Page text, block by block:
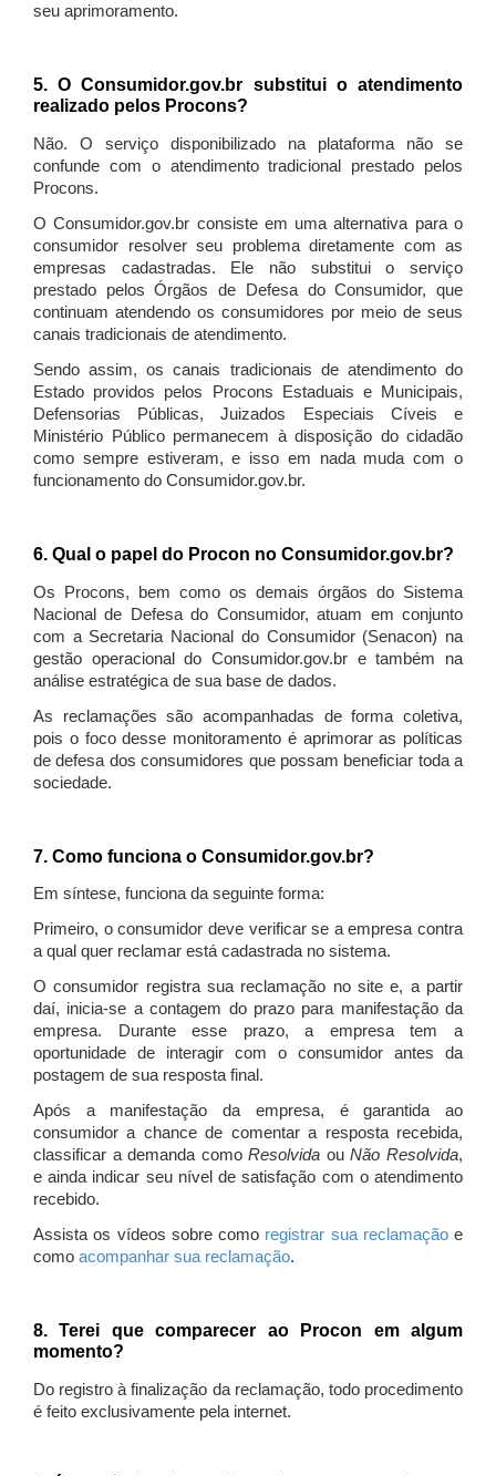
seu aprimoramento.
5. O Consumidor.gov.br substitui o atendimento
realizado pelos Procons?
Não. O serviço disponibilizado na plataforma não se
confunde com o atendimento tradicional prestado pelos
Procons.
O Consumidor.gov.br consiste em uma alternativa para o
consumidor resolver seu problema diretamente com as
empresas cadastradas. Ele não substitui o serviço
prestado pelos Órgãos de Defesa do Consumidor, que
continuam atendendo os consumidores por meio de seus
canais tradicionais de atendimento.
Sendo assim, os canais tradicionais de atendimento do
Estado providos pelos Procons Estaduais e Municipais,
Defensorias Públicas, Juizados Especiais Cíveis e
Ministério Público permanecem à disposição do cidadão
como sempre estiveram, e isso em nada muda com o
funcionamento do Consumidor.gov.br.
6. Qual o papel do Procon no Consumidor.gov.br?
Os Procons, bem como os demais órgãos do Sistema
Nacional de Defesa do Consumidor, atuam em conjunto
com a Secretaria Nacional do Consumidor (Senacon) na
gestão operacional do Consumidor.gov.br e também na
análise estratégica de sua base de dados.
As reclamações são acompanhadas de forma coletiva,
pois o foco desse monitoramento é aprimorar as políticas
de defesa dos consumidores que possam beneficiar toda a
sociedade.
7. Como funciona o Consumidor.gov.br?
Em síntese, funciona da seguinte forma:
Primeiro, o consumidor deve verificar se a empresa contra
a qual quer reclamar está cadastrada no sistema.
O consumidor registra sua reclamação no site e, a partir
daí, inicia-se a contagem do prazo para manifestação da
empresa. Durante esse prazo, a empresa tem a
oportunidade de interagir com o consumidor antes da
postagem de sua resposta final.
Após a manifestação da empresa, é garantida ao
consumidor a chance de comentar a resposta recebida,
classificar a demanda comoResolvida ouNão Resolvida,
e ainda indicar seu nível de satisfação com o atendimento
recebido.
Assista os vídeos sobre como registrar sua reclamaçãoe
como acompanhar sua reclamação.
8. Terei que comparecer ao Procon em algum
momento?
Do registro à finalização da reclamação, todo procedimento
é feito exclusivamente pela internet.